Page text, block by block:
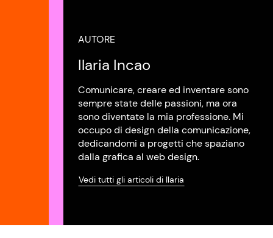
AUTORE
Ilaria Incao
Comunicare, creare ed inventare sono
sempre state delle passioni, ma ora
sono diventate la mia professione. Mi
occupo di design della comunicazione,
dedicandomi a progetti che spaziano
dalla grafica al web design.
Vedi tutti gli articoli di Ilaria